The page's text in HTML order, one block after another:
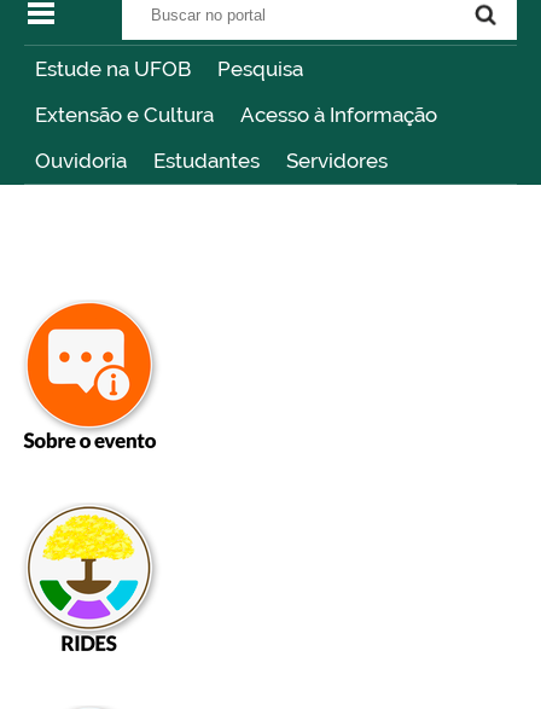
Estude na UFOB
Pesquisa
Extensão e Cultura
Acesso à Informação
Ouvidoria
Estudantes Servidores